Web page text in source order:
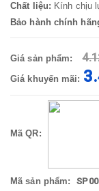
Chất liệu: Kính chịu
Bảo hành chính
Giá sản phẩm:
Giá khuyến mãi:
Mã QR:
Mã sản phẩm: